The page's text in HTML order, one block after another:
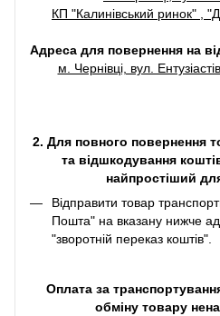
КП "Калинівський ринок" ,
Адреса для повернення на
м. Чернівці, вул.
2. Для повного повернення
та відшкодування
найпростіший
Відправити товар
Пошта" на вказану нижче
"зворотній переказ коштів".
Оплата за
обміну товару